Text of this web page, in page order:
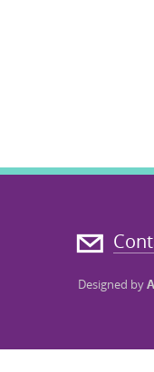
Designed by